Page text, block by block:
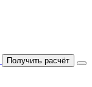
Получить расчёт